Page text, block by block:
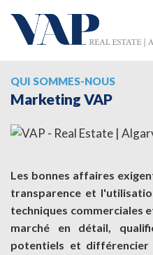
QUI SOMMES-NOUS
Marketing VAP
Les bonnes affaires
transparence et
techniques commerciales
marché en détail,
potentiels et